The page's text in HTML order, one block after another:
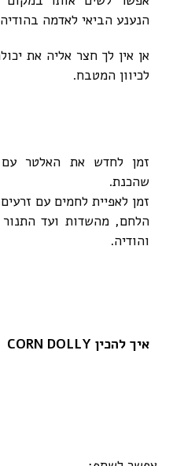
הנענע הביאי לאדמה
אן אין לך חצר אליה את
לכיוון המטבח.
זמן לחדש את האלטר
שהכנת.
זמן לאפיית לחמים עם
הלחם, מהשדות ועד התנור
והודיה.
איך להכין CORN DOLLY